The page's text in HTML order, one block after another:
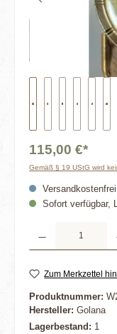
115,00 €*
Gemäß § 19 UStG wird
Versandkostenfrei
Sofort verfügbar,
Zum Merkzettel
Produktnummer:
Hersteller: Golana
Lagerbestand: 1